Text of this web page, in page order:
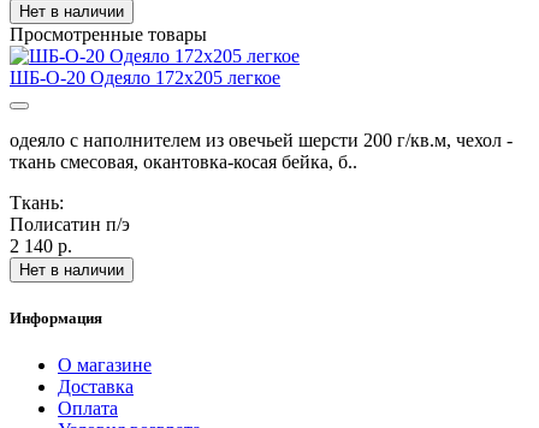
Нет в наличии
Просмотренные товары
ШБ-О-20 Одеяло 172х205 легкое
одеяло с наполнителем из овечьей шерсти 200 г/кв.м, чехол -
ткань смесовая, окантовка-косая бейка, б..
Ткань:
Полисатин п/э
2 140 р.
Нет в наличии
Информация
О магазине
Доставка
Оплата